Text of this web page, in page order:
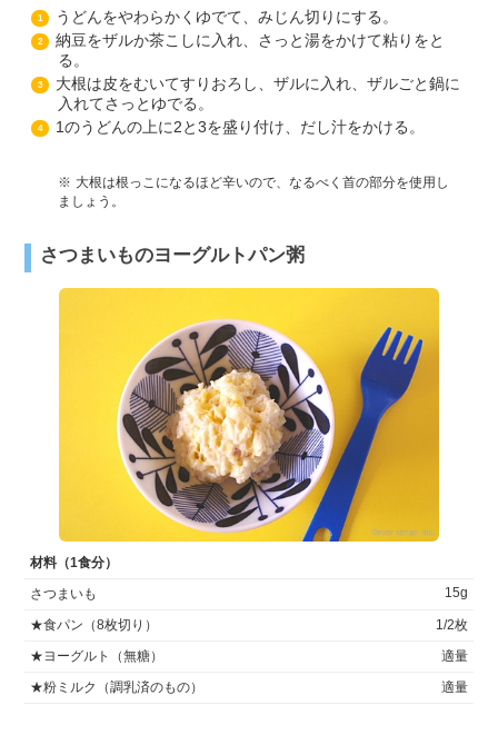
1 うどんをやわらかくゆでて、みじん切りにする。
2
納豆をザルか茶こしに入れ、さっと湯をかけて粘りをと
る。
3
大根は皮をむいてすりおろし、ザルに入れ、ザルごと鍋に
入れてさっとゆでる。
4 1のうどんの上に2と3を盛り付け、だし汁をかける。
大根は根っこになるほど辛いので、なるべく首の部分を使用し
ましょう。
さつまいものヨーグルトパン粥
材料（1食分）
さつまいも
15g
★食パン（8枚切り）
1/2枚
★ヨーグルト（無糖）
適量
★粉ミルク（調乳済のもの）
適量